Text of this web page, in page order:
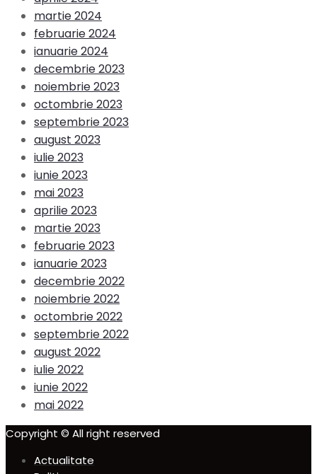
martie 2024
februarie 2024
ianuarie 2024
decembrie 2023
noiembrie 2023
octombrie 2023
septembrie 2023
august 2023
iulie 2023
iunie 2023
mai 2023
aprilie 2023
martie 2023
februarie 2023
ianuarie 2023
decembrie 2022
noiembrie 2022
octombrie 2022
septembrie 2022
august 2022
iulie 2022
iunie 2022
mai 2022
Copyright © All right reserved
Actualitate